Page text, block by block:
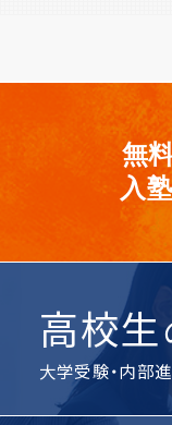
無
入
高校生
大学受験・内部